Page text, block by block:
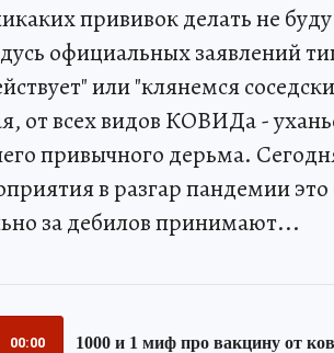
прививок делать не
официальных заявлений
или "клянемся
от всех видов КОВИДа -
привычного дерьма.
в разгар пандемии
за дебилов принимают...